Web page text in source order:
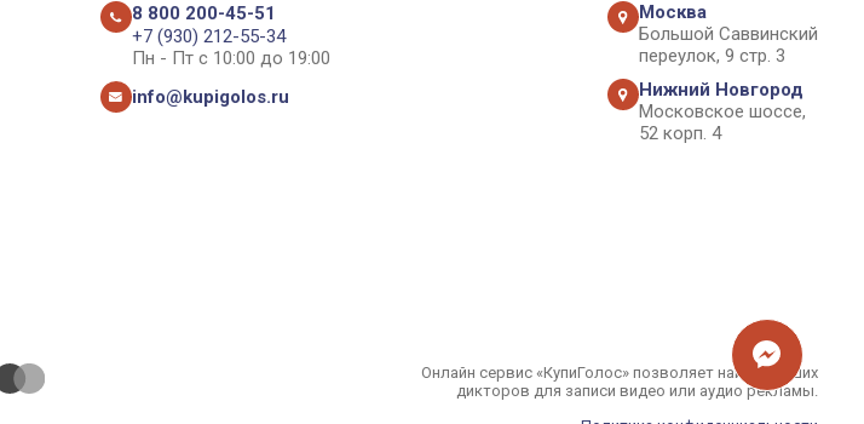
8 800 200-45-51
+7 (930) 212-55-34
Пн - Пт с 10:00 до 19:00
info@kupigolos.ru
Москва
Большой Саввинский
переулок, 9 стр. 3
Нижний Новгород
Московское шоссе,
52 корп. 4
Онлайн сервис «КупиГолос» позволяет найти лучших
дикторов для записи видео или аудио рекламы.